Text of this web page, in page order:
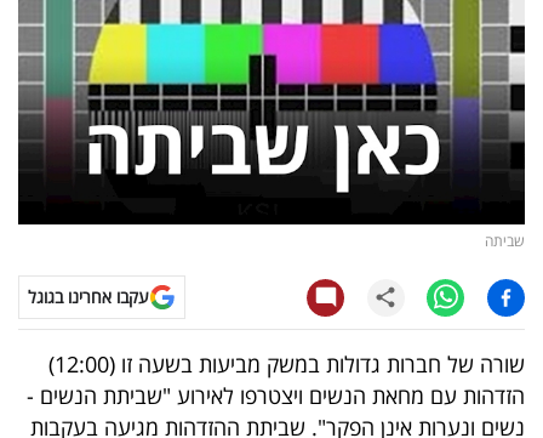
דעות
רכילות
עסקית
ויראלי
טלוויזיה
עסקי
ספורט
שביתה
עקבו אחרינו בגוגל
שורה של חברות גדולות במשק מביעות בשעה זו (12:00)
הזדהות עם מחאת הנשים ויצטרפו לאירוע "שביתת הנשים -
נשים ונערות אינן הפקר". שביתת ההזדהות מגיעה בעקבות